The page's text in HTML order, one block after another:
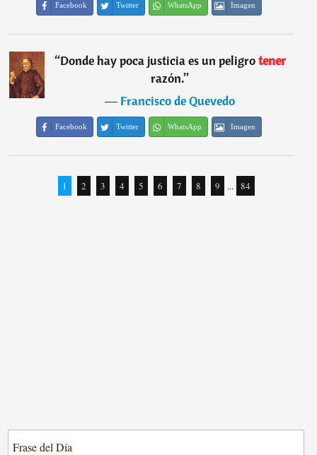
Facebook Twitter WhatsApp Imagen
“Donde hay poca justicia es un peligrotener
razón.”
―Francisco de Quevedo
Facebook Twitter WhatsApp Imagen
1 2 3 4 5 6 7 8 9 ... 84
Frase del Día